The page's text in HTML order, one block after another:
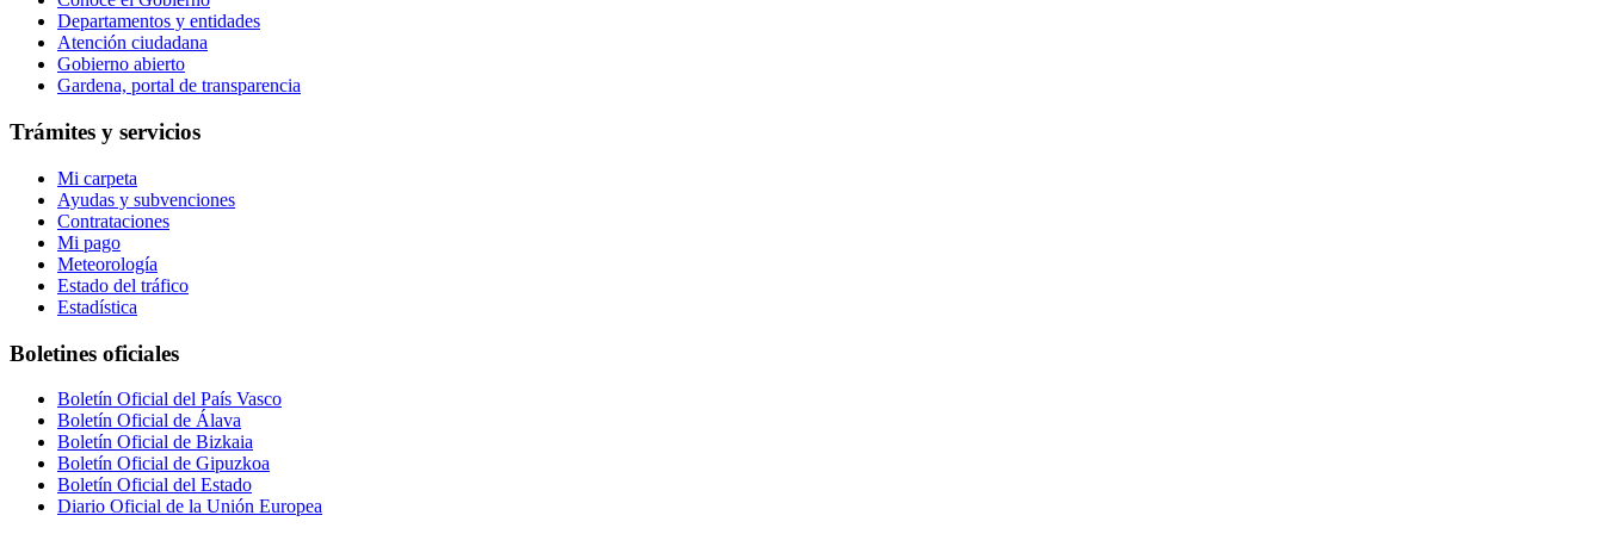
Departamentos y entidades
Atención ciudadana
Gobierno abierto
Gardena, portal de transparencia
Trámites y servicios
Mi carpeta
Ayudas y subvenciones
Contrataciones
Mi pago
Meteorología
Estado del tráfico
Estadística
Boletines oficiales
Boletín Oficial del País Vasco
Boletín Oficial de Álava
Boletín Oficial de Bizkaia
Boletín Oficial de Gipuzkoa
Boletín Oficial del Estado
Diario Oficial de la Unión Europea